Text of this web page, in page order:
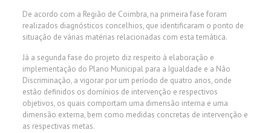
De acordo com a Região de Coimbra, na primeira fase foram
realizados diagnósticos concelhios, que identificaram o ponto de
situação de várias matérias relacionadas com esta temática.
Já a segunda fase do projeto diz respeito à elaboração e
implementação do Plano Municipal para a Igualdade e a Não
Discriminação, a vigorar por um período de quatro anos, onde
estão definidos os domínios de intervenção e respectivos
objetivos, os quais comportam uma dimensão interna e uma
dimensão externa, bem como medidas concretas de intervenção e
as respectivas metas.